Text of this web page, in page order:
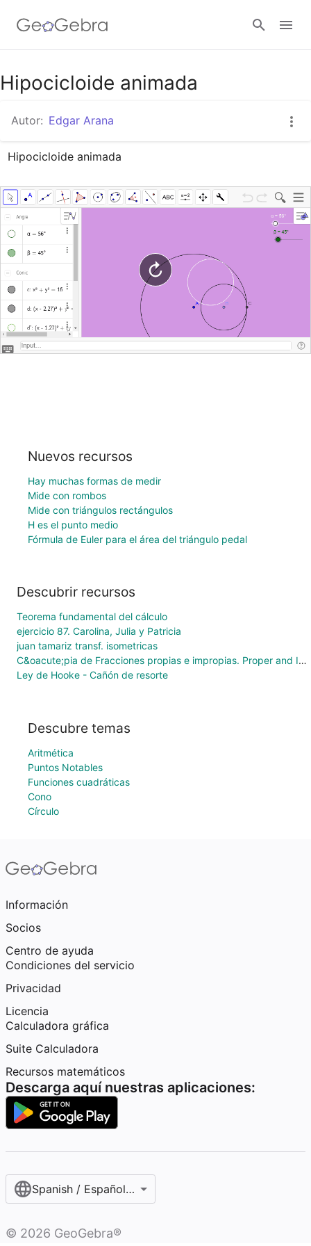
Google Classroom
GeoGebra Classroom
Hipocicloide animada
Autor: Edgar Arana
Hipocicloide animada
Nuevos recursos
Hay muchas formas de medir
Mide con rombos
Mide con triángulos rectángulos
H es el punto medio
Fórmula de Euler para el área del triángulo pedal
Descubrir recursos
Teorema fundamental del cálculo
ejercicio 87. Carolina, Julia y Patricia
juan tamariz transf. isometricas
C&oacute;pia de Fracciones propias e impropias. Proper and Improper Fraction
Ley de Hooke - Cañón de resorte
Descubre temas
Aritmética
Puntos Notables
Funciones cuadráticas
Cono
Círculo
Información
Socios
Centro de ayuda
Condiciones del servicio
Privacidad
Licencia
Calculadora gráfica
Suite Calculadora
Recursos matemáticos
Descarga aquí nuestras aplicaciones:
Spanish / Español (internacional)
© 2026 GeoGebra®